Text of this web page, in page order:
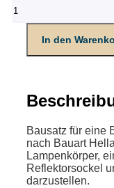
Laterne
Streuscheibe
Menge
In den
Bausatz für eine
nach Bauart
Lampenkörper,
Reflektorsockel
darzustellen.